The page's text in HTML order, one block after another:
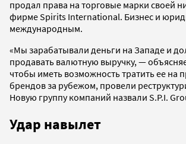
продал права на торговые марки своей
фирме Spirits International. Бизнес и
международным.
«Мы зарабатывали деньги на Западе и
продавать валютную выручку, —
чтобы иметь возможность тратить ее на
брендов за рубежом, провели
Новую группу компаний назвали S.P.I.
Удар навылет